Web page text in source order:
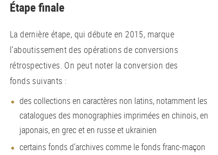
Étape finale
La dernière étape, qui débute en 2015, marque
l’aboutissement des opérations de conversions
rétrospectives. On peut noter la conversion des
fonds suivants :
des collections en caractères non latins, notamment les
catalogues des monographies imprimées en chinois, en
japonais, en grec et en russe et ukrainien
certains fonds d’archives comme le fonds franc-maçon